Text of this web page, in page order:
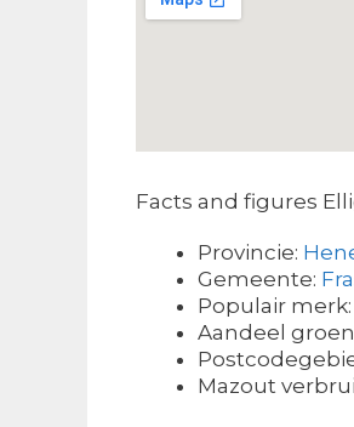
Facts and figures
Provincie:
Gemeente:
Populair merk:
Aandeel
Mazout